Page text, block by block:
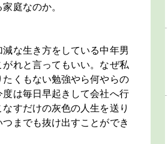
庭なのか。
な生き方をしている中年男
れと言ってもいい。なぜ私
くもない勉強やら何やらの
は毎日早起きして会社へ行
すだけの灰色の人生を送り
つまでも抜け出すことができ